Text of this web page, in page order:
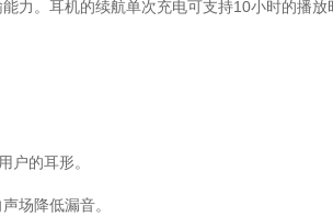
力。耳机的续航单次充电可支持10小时的播放
户的耳形。
场降低漏音。